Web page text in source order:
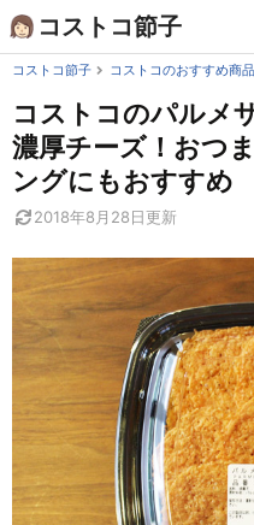
Skip
to
content
コストコ節子
コストコ節子 コストコのおすすめ商品
コストコのパルメ
濃厚チーズ！おつ
ングにもおすすめ
2018年8月28日更新